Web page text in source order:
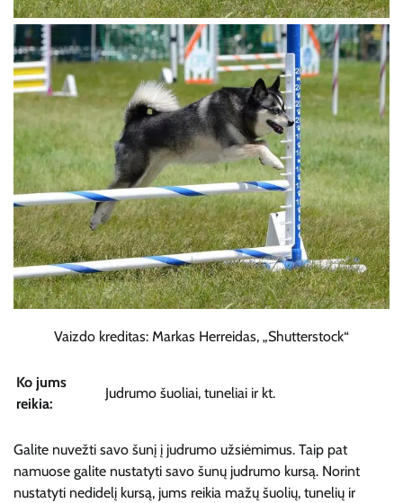
Vaizdo kreditas: Markas Herreidas, „Shutterstock“
Ko jums
reikia:
Judrumo šuoliai, tuneliai ir kt.
Galite nuvežti savo šunį į judrumo užsiėmimus. Taip pat
namuose galite nustatyti savo šunų judrumo kursą. Norint
nustatyti nedidelį kursą, jums reikia mažų šuolių, tunelių ir